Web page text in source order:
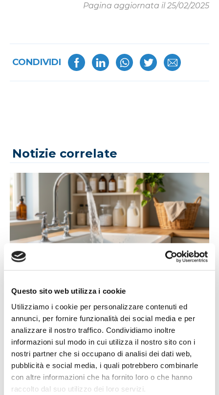
Questo sito web utilizza i cookie
Utilizziamo i cookie per personalizzare contenuti ed
annunci, per fornire funzionalità dei social media e per
analizzare il nostro traffico. Condividiamo inoltre
informazioni sul modo in cui utilizza il nostro sito con i
nostri partner che si occupano di analisi dei dati web,
pubblicità e social media, i quali potrebbero combinarle
con altre informazioni che ha fornito loro o che hanno
raccolto dal suo utilizzo dei loro servizi.
Pagina aggiornata il 25/02/2025
CONDIVIDI
Notizie correlate
responsabilità di tutti
L'estate porta con sé giornate più calde, campagne più
assetate...